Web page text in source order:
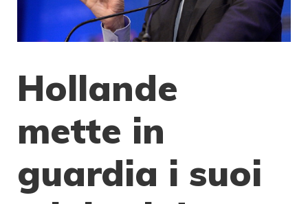
Hollande
mette in
guardia i suoi